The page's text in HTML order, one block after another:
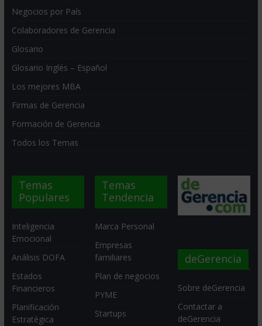
Negocios por País
Colaboradores de Gerencia
Glosario
Glosario Inglés – Español
Los mejores MBA
Firmas de Gerencia
Formación de Gerencia
Todos los Temas
Temas
Populares
Inteligencia
Emocional
Análisis DOFA
Estados
Financieros
Planificación
Estratégica
Temas
Tendencia
Marca Personal
Empresas
familiares
Plan de negocios
PYME
Startups
deGerencia
Sobre deGerencia
Contactar a
deGerencia